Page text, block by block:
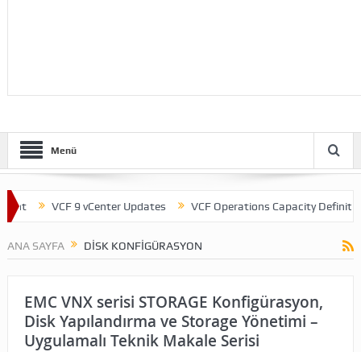
Menü
VCF 9 vCenter Updates VCF Operations Capacity Definitions
ANA SAYFA DISK KONFIGÜRASYON
EMC VNX serisi STORAGE Konfigürasyon,
Disk Yapılandırma ve Storage Yönetimi –
Uygulamalı Teknik Makale Serisi